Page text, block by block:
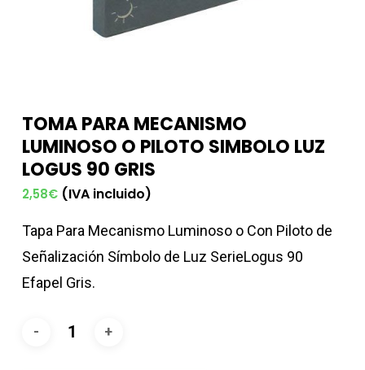
TOMA PARA MECANISMO
LUMINOSO O PILOTO SIMBOLO LUZ
LOGUS 90 GRIS
2,58€ (IVA incluido)
Tapa Para Mecanismo Luminoso o Con Piloto de
Señalización Símbolo de Luz SerieLogus 90
Efapel Gris.